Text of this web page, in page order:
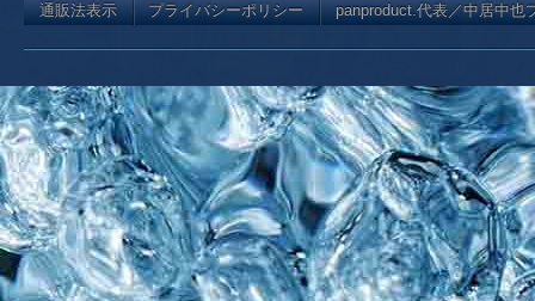
通販法表示 プライバシーポリシー panproduct.代表／中居中也